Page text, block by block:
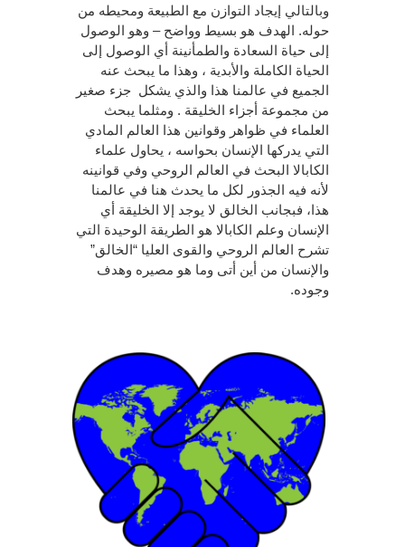
وبالتالي إيجاد التوازن مع الطبيعة ومحيطه من
حوله. الهدف هو بسيط وواضح – وهو الوصول
إلى حياة السعادة والطمأنينة أي الوصول إلى
الحياة الكاملة والأبدية ، وهذا ما يبحث عنه
الجميع في عالمنا هذا والذي يشكل جزء صغير
من مجموعة أجزاء الخليقة . ومثلما يبحث
العلماء في ظواهر وقوانين هذا العالم المادي
التي يدركها الإنسان بحواسه ، يحاول علماء
الكابالا البحث في العالم الروحي وفي قوانينه
لأنه فيه الجذور لكل ما يحدث هنا في عالمنا
هذا، فبجانب الخالق لا يوجد إلا الخليقة أي
الإنسان وعلم الكابالا هو الطريقة الوحيدة التي
تشرح العالم الروحي والقوى العليا “الخالق”
والإنسان من أين أتى وما هو مصيره وهدف
وجوده.